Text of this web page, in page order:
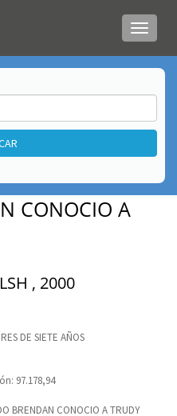
Menú
de
CONOCIO A
, 2000
DE SIETE AÑOS
97.178,94